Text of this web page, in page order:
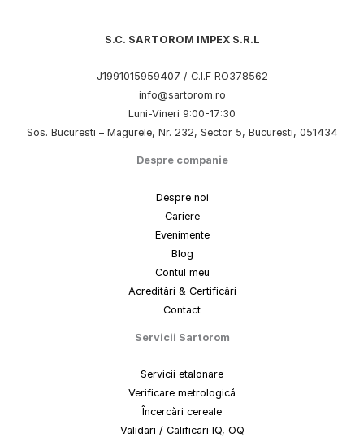
S.C. SARTOROM IMPEX S.R.L
J1991015959407 / C.I.F RO378562
info@sartorom.ro
Luni-Vineri 9:00-17:30
Sos. Bucuresti – Magurele, Nr. 232, Sector 5, Bucuresti, 051434
Despre companie
Despre noi
Cariere
Evenimente
Blog
Contul meu
Acreditări & Certificări
Contact
Servicii Sartorom
Servicii etalonare
Verificare metrologică
Încercări cereale
Validari / Calificari IQ, OQ